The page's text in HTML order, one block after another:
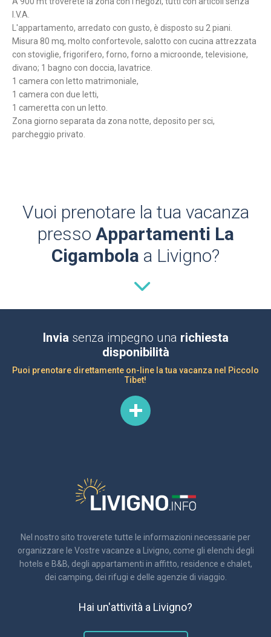
I.V.A.
L'appartamento, arredato con gusto, è disposto su 2 piani.
Misura 80 mq, molto confortevole, salotto con cucina attrezzata
con stoviglie, frigorifero, forno, forno a microonde, televisione,
divano; 1 bagno con doccia, lavatrice.
1 camera con letto matrimoniale,
1 camera con due letti,
1 cameretta con un letto.
Zona giorno separata da zona notte, deposito per sci,
parcheggio privato.
Vuoi prenotare la tua vacanza
presso Appartamenti La
Cigambola a Livigno?
Invia senza impegno una richiesta
disponibilità
Puoi prenotare direttamente on-line la tua vacanza nel Piccolo
Tibet!
Nel nostro sito troverete tutte le informazioni necessarie per
organizzare le Vostre vacanze a Livigno, come gli elenchi degli
hotels e B&B, degli appartamenti in affitto, residence e chalet,
dei camping, dei rifugi e delle agenzie di viaggio.
Hai un'attività a Livigno?